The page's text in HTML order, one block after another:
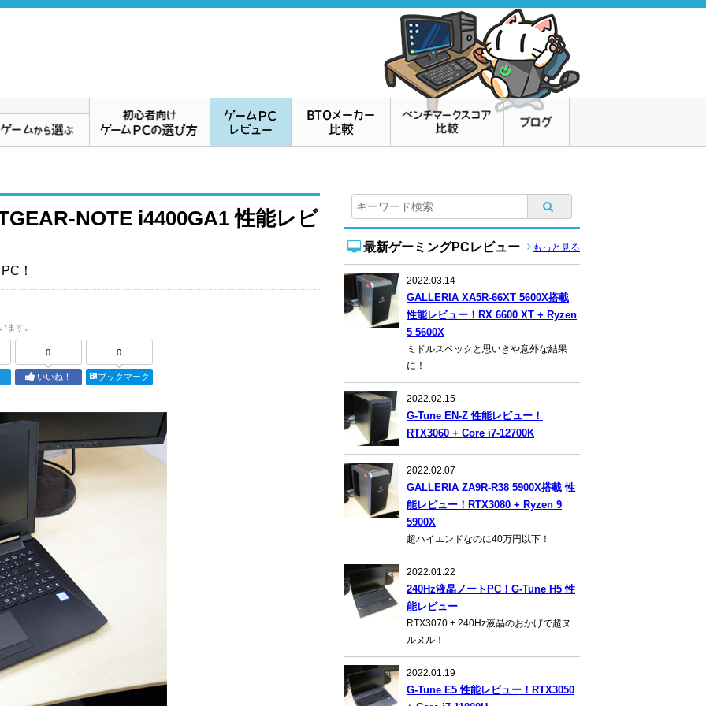
NOTE i4400GA1 性能レビ
！
ます。
0
いいね！
0
ブックマーク
最新ゲーミングPCレビュー もっと見る
2022.03.14
GALLERIA XA5R-66XT 5600X搭載
性能レビュー！RX 6600 XT + Ryzen
5 5600X
ミドルスペックと思いきや意外な結果
に！
2022.02.15
G-Tune EN-Z 性能レビュー！
RTX3060 + Core i7-12700K
2022.02.07
GALLERIA ZA9R-R38 5900X搭載 性
能レビュー！RTX3080 + Ryzen 9
5900X
超ハイエンドなのに40万円以下！
2022.01.22
240Hz液晶ノートPC！G-Tune H5 性
能レビュー
RTX3070 + 240Hz液晶のおかげで超ヌ
ルヌル！
2022.01.19
G-Tune E5 性能レビュー！RTX3050